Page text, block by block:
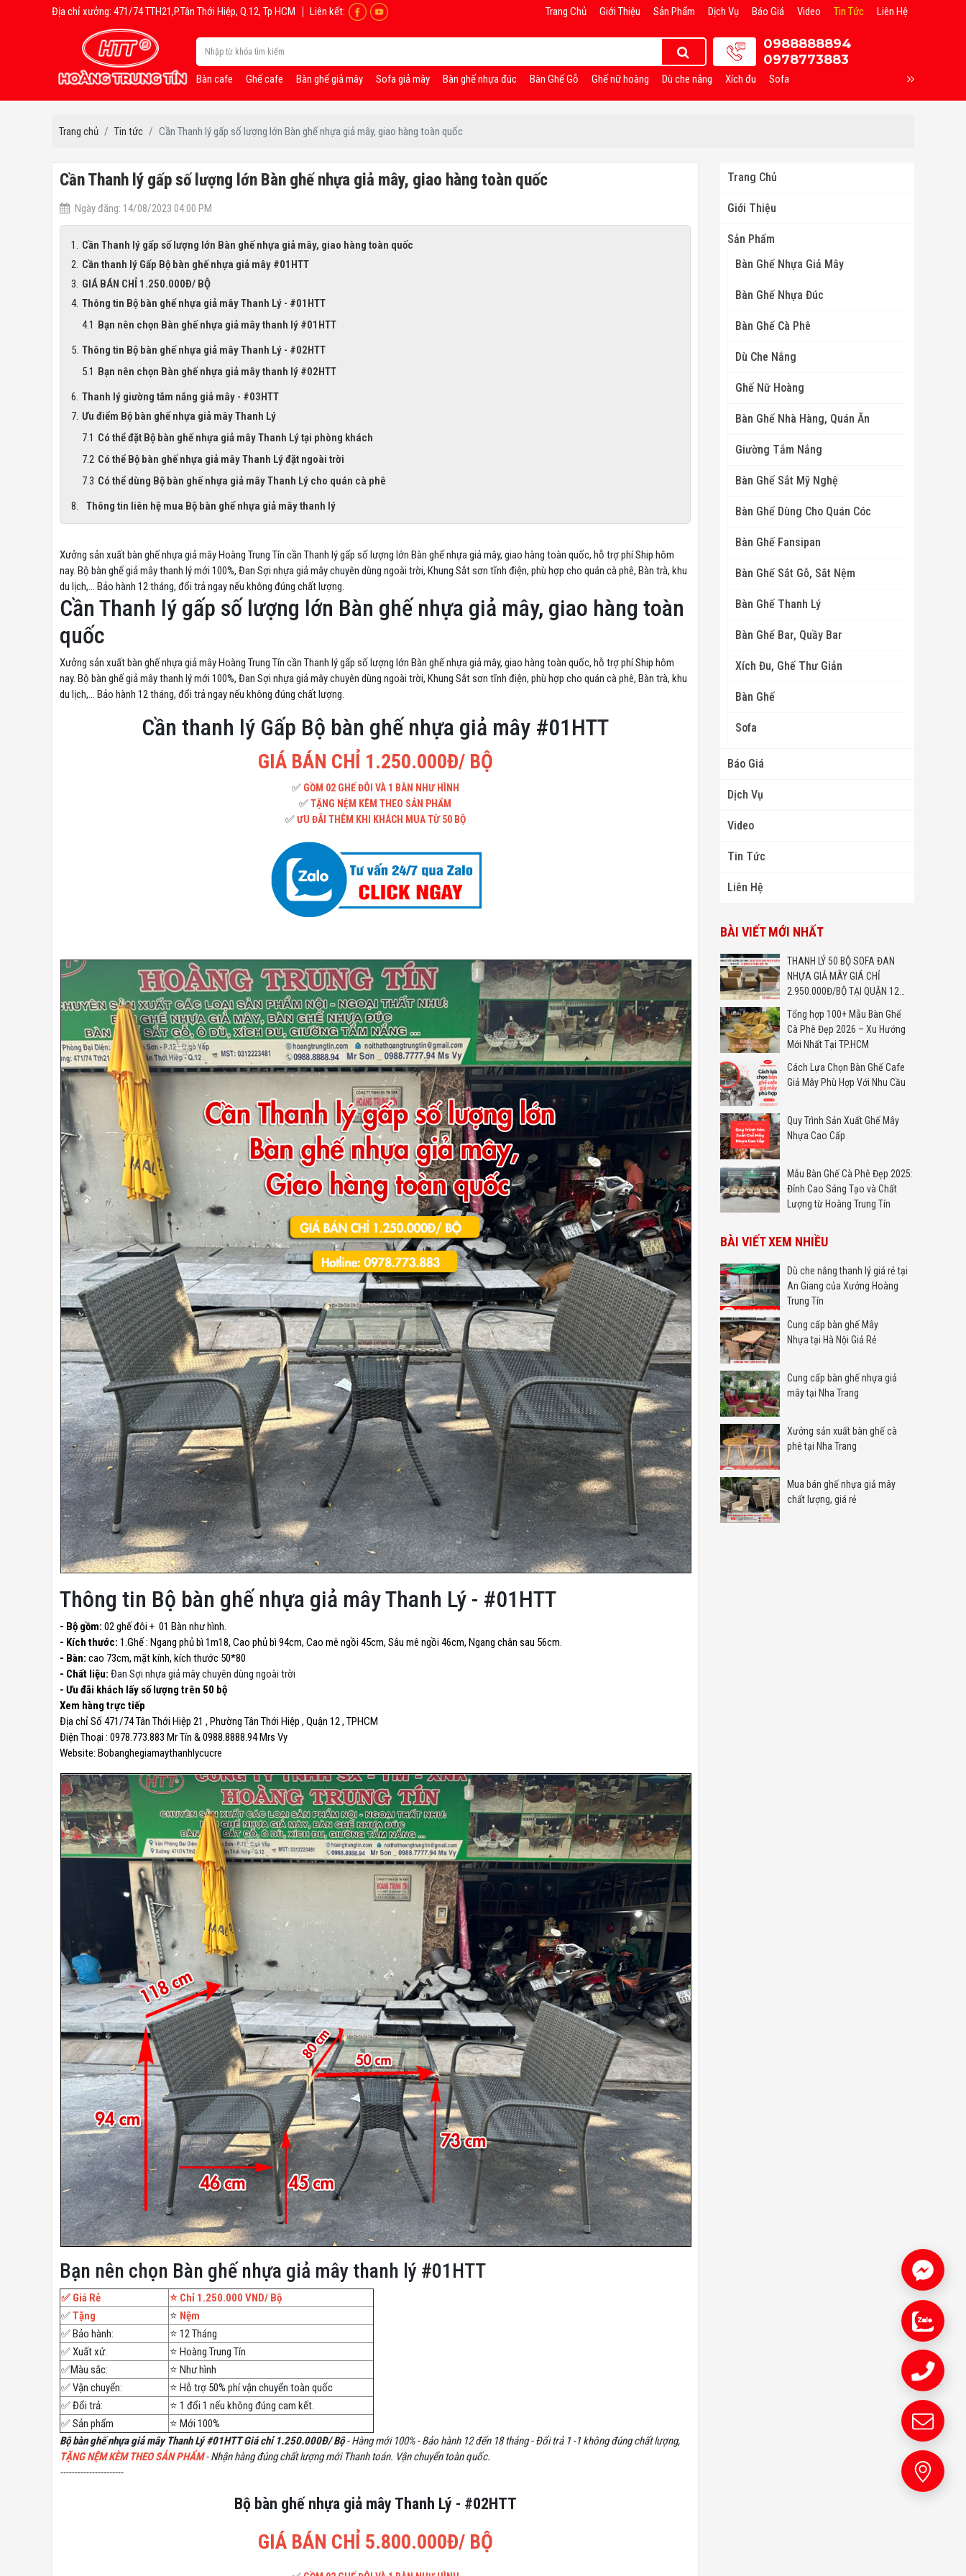
Địa chỉ xưởng: 471/74 TTH21,P.Tân Thới Hiệp, Q.12, Tp HCM Liên kết: Trang Chủ Giới Thiệu Sản Phẩm Dịch Vụ Báo Giá Video Tin Tức Liên Hệ
0988888894
0978773883
Bàn cafe Ghế cafe Bàn ghế giả mây Sofa giả mây Bàn ghế nhựa đúc Bàn Ghế Gỗ Ghế nữ hoàng Dù che nắng Xích đu Sofa
Trang chủ Tin tức Cần Thanh lý gấp số lượng lớn Bàn ghế nhựa giả mây, giao hàng toàn quốc
Cần Thanh lý gấp số lượng lớn Bàn ghế nhựa giả mây, giao hàng toàn quốc
Ngày đăng: 14/08/2023 04:00 PM
Cần Thanh lý gấp số lượng lớn Bàn ghế nhựa giả mây, giao hàng toàn quốc
Cần thanh lý Gấp Bộ bàn ghế nhựa giả mây #01HTT
GIÁ BÁN CHỈ 1.250.000Đ/ BỘ
Thông tin Bộ bàn ghế nhựa giả mây Thanh Lý - #01HTT
Bạn nên chọn Bàn ghế nhựa giả mây thanh lý #01HTT
Thông tin Bộ bàn ghế nhựa giả mây Thanh Lý - #02HTT
Bạn nên chọn Bàn ghế nhựa giả mây thanh lý #02HTT
Thanh lý giường tắm nắng giả mây - #03HTT
Ưu điểm Bộ bàn ghế nhựa giả mây Thanh Lý
Có thể đặt Bộ bàn ghế nhựa giả mây Thanh Lý tại phòng khách
Có thể Bộ bàn ghế nhựa giả mây Thanh Lý đặt ngoài trời
Có thể dùng Bộ bàn ghế nhựa giả mây Thanh Lý cho quán cà phê
Thông tin liên hệ mua Bộ bàn ghế nhựa giả mây thanh lý
Xưởng sản xuất bàn ghế nhựa giả mây Hoàng Trung Tín cần Thanh lý gấp số lượng lớn Bàn ghế nhựa giả mây, giao hàng toàn quốc, hỗ trợ phí Ship hôm
nay. Bộ bàn ghế giả mây thanh lý mới 100%, Đan Sợi nhựa giả mây chuyên dùng ngoài trời, Khung Sắt sơn tĩnh điện, phù hợp cho quán cà phê, Bàn trà, khu
du lịch,... Bảo hành 12 tháng, đổi trả ngay nếu không đúng chất lượng.
Cần Thanh lý gấp số lượng lớn Bàn ghế nhựa giả mây, giao hàng toàn
quốc
Xưởng sản xuất bàn ghế nhựa giả mây Hoàng Trung Tín cần Thanh lý gấp số lượng lớn Bàn ghế nhựa giả mây, giao hàng toàn quốc, hỗ trợ phí Ship hôm
nay. Bộ bàn ghế giả mây thanh lý mới 100%, Đan Sợi nhựa giả mây chuyên dùng ngoài trời, Khung Sắt sơn tĩnh điện, phù hợp cho quán cà phê, Bàn trà, khu
du lịch,... Bảo hành 12 tháng, đổi trả ngay nếu không đúng chất lượng.
Cần thanh lý Gấp Bộ bàn ghế nhựa giả mây #01HTT
GIÁ BÁN CHỈ 1.250.000Đ/ BỘ
✅ GỒM 02 GHẾ ĐÔI VÀ 1 BÀN NHƯ HÌNH
✅TẶNG NỆM KÈM THEO SẢN PHẨM
✅ƯU ĐÃI THÊM KHI KHÁCH MUA TỪ 50 BỘ
Thông tin Bộ bàn ghế nhựa giả mây Thanh Lý - #01HTT
- Bộ gồm: 02 ghế đôi + 01 Bàn như hình.
- Kích thước: 1.Ghế : Ngang phủ bì 1m18, Cao phủ bì 94cm, Cao mê ngồi 45cm, Sâu mê ngồi 46cm, Ngang chân sau 56cm.
- Bàn: cao 73cm, mặt kính, kích thước 50*80
- Chất liệu: Đan Sợi nhựa giả mây chuyên dùng ngoài trời
- Ưu đãi khách lấy số lượng trên 50 bộ
Xem hàng trực tiếp
Địa chỉ Số 471/74 Tân Thới Hiệp 21 , Phường Tân Thới Hiệp , Quận 12 , TPHCM
Điện Thoại : 0978.773.883 Mr Tín & 0988.8888.94 Mrs Vy
Website: Bobanghegiamaythanhlycucre
Bạn nên chọn Bàn ghế nhựa giả mây thanh lý #01HTT
✅ Giá Rẻ
⭐️ Chỉ 1.250.000 VND/ Bộ
✅Tặng ⭐️ Nệm
✅ Bảo hành:
⭐️ 12 Tháng
✅ Xuất xứ:
⭐️ Hoàng Trung Tín
✅Màu sắc:
⭐️ Như hình
✅ Vận chuyển:
⭐️ Hỗ trợ 50% phí vận chuyển toàn quốc
✅ Đổi trả:
⭐️ 1 đổi 1 nếu không đúng cam kết.
✅ Sản phẩm
⭐️ Mới 100%
Bộ bàn ghế nhựa giả mây Thanh Lý #01HTT Giá chỉ 1.250.000Đ/ Bộ- Hàng mới 100% - Bảo hành 12 đến 18 tháng - Đổi trả 1 -1 không đúng chất lượng,
TẶNG NỆM KÈM THEO SẢN PHẨM- Nhận hàng đúng chất lượng mới Thanh toán. Vận chuyển toàn quốc.
----------------------
Bộ bàn ghế nhựa giả mây Thanh Lý - #02HTT
GIÁ BÁN CHỈ 5.800.000Đ/ BỘ
Trang Chủ
Giới Thiệu
Sản Phẩm
Bàn Ghế Nhựa Giả Mây
Bàn Ghế Nhựa Đúc
Bàn Ghế Cà Phê
Dù Che Nắng
Ghế Nữ Hoàng
Bàn Ghế Nhà Hàng, Quán Ăn
Giường Tắm Nắng
Bàn Ghế Sắt Mỹ Nghệ
Bàn Ghế Dùng Cho Quán Cóc
Bàn Ghế Fansipan
Bàn Ghế Sắt Gỗ, Sắt Nệm
Bàn Ghế Thanh Lý
Bàn Ghế Bar, Quầy Bar
Xích Đu, Ghế Thư Giản
Bàn Ghế
Sofa
Báo Giá
Dịch Vụ
Video
Tin Tức
Liên Hệ
BÀI VIẾT MỚI NHẤT
THANH LÝ 50 BỘ SOFA ĐAN
NHỰA GIẢ MÂY GIÁ CHỈ
2.950.000Đ/BỘ TẠI QUẬN 12
Tổng hợp 100+ Mẫu Bàn Ghế
Cà Phê Đẹp 2026 – Xu Hướng
Mới Nhất Tại TP.HCM
Cách Lựa Chọn Bàn Ghế Cafe
Giả Mây Phù Hợp Với Nhu Cầu
Quy Trình Sản Xuất Ghế Mây
Nhựa Cao Cấp
Mẫu Bàn Ghế Cà Phê Đẹp 2025:
Đỉnh Cao Sáng Tạo và Chất
Lượng từ Hoàng Trung Tín
BÀI VIẾT XEM NHIỀU
Dù che nắng thanh lý giá rẻ tại
An Giang của Xưởng Hoàng
Trung Tín
Cung cấp bàn ghế Mây
Nhựa tại Hà Nội Giả Rẻ
Cung cấp bàn ghế nhựa giả
mây tại Nha Trang
Xưởng sản xuất bàn ghế cà
phê tại Nha Trang
Mua bán ghế nhựa giả mây
chất lượng, giá rẻ